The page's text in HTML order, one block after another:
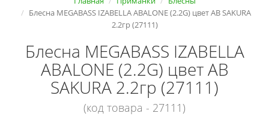
Блесна MEGABASS IZABELLA ABALONE (2.2G) цвет AB SAKURA
2.2гр (27111)
Блесна MEGABASS IZABELLA
ABALONE (2.2G) цвет AB
SAKURA 2.2гр (27111)
(код товара - 27111)